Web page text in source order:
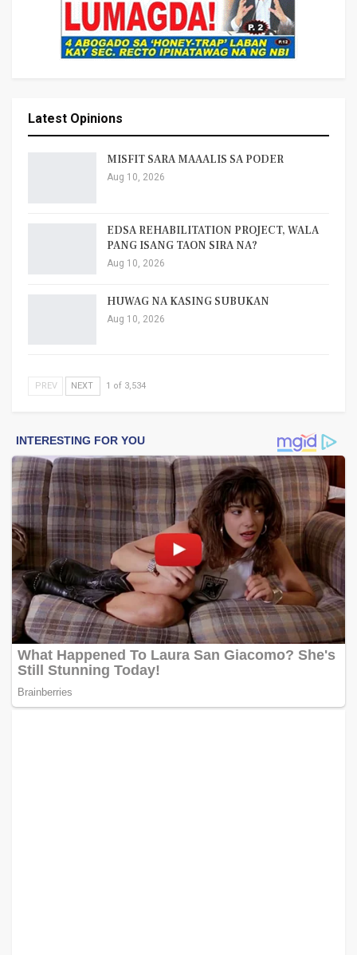
Latest Opinions
MISFIT SARA MAAALIS SA PODER
Aug 10, 2026
EDSA REHABILITATION PROJECT, WALA
PANG ISANG TAON SIRA NA?
Aug 10, 2026
HUWAG NA KASING SUBUKAN
Aug 10, 2026
PREV NEXT 1 of 3,534